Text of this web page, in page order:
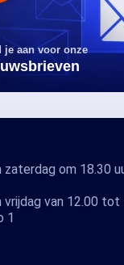
je aan voor onze
zaterdag om 18.30
vrijdag van 12.00 tot
1